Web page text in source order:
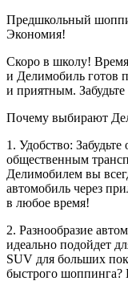
Предшкольный
Экономия!
Скоро в школу!
и Делимобиль готов
и приятным. Забудьте
Почему выбирают
1. Удобство:
общественным
Делимобилем вы
автомобиль через
в любое время!
2. Разнообразие
идеально подойдет
SUV для больших
быстрого шоппинга?